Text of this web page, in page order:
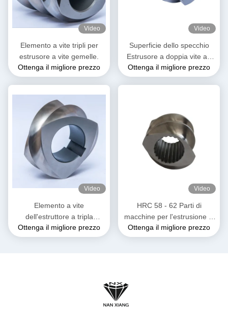
Video
Elemento a vite tripli per
estrusore a vite gemelle.
Ottenga il migliore prezzo
Video
Superficie dello specchio
Estrusore a doppia vite ad
alta indurimento Elemento di
vite a doppio volo
Ottenga il migliore prezzo
Video
Elemento a vite
dell'estruttore a tripla
velocità Flusso a singola
spina per la composizione di
Ottenga il migliore prezzo
Video
HRC 58 - 62 Parti di
macchine per l'estrusione di
elementi a doppia vite per
alte temperature
Ottenga il migliore prezzo